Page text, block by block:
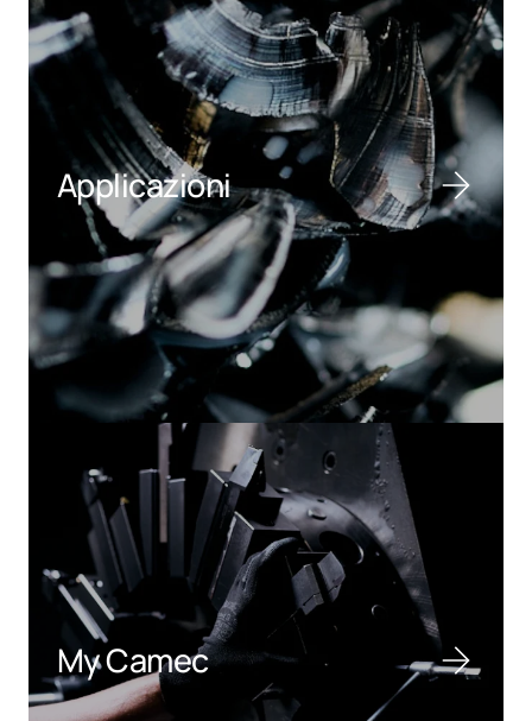
Applicazioni
My Camec